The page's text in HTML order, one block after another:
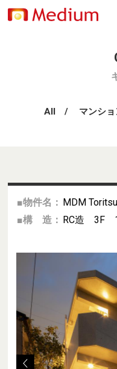
All マンシ
■物件名： MDM
■構 造： RC造 3F